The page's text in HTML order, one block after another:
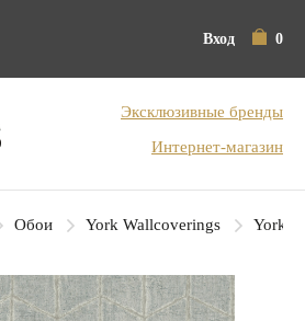
Вход 0
Эксклюзивные бренды
Интернет-магазин
Обои York Wallcoverings York